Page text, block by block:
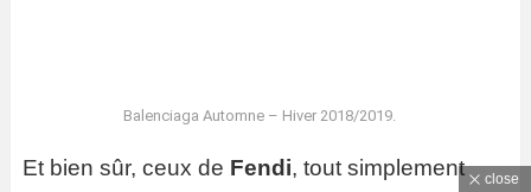
Balenciaga Automne – Hiver 2018/2019.
Et bien sûr, ceux de Fendi, tout simplement
close